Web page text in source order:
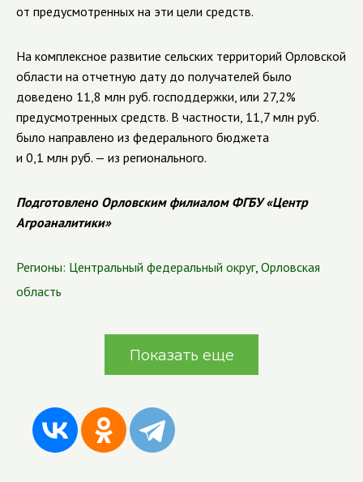
от предусмотренных на эти цели средств.
На комплексное развитие сельских территорий Орловской
области на отчетную дату до получателей было
доведено 11,8 млн руб. господдержки, или 27,2%
предусмотренных средств. В частности, 11,7 млн руб.
было направлено из федерального бюджета
и 0,1 млн руб. — из регионального.
Подготовлено Орловским филиалом ФГБУ «Центр
Агроаналитики»
Регионы: Центральный федеральный округ, Орловская
область
Показать еще